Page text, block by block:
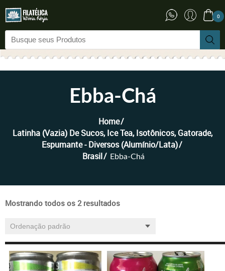
0
Ebba-Chá
Home
Latinha (vazia) De Sucos, Ice Tea, Isotônicos, Gatorade,
Espumante - Diversos (Alumínio/Lata)
Brasil
Ebba-Chá
Mostrando todos os 2 resultados